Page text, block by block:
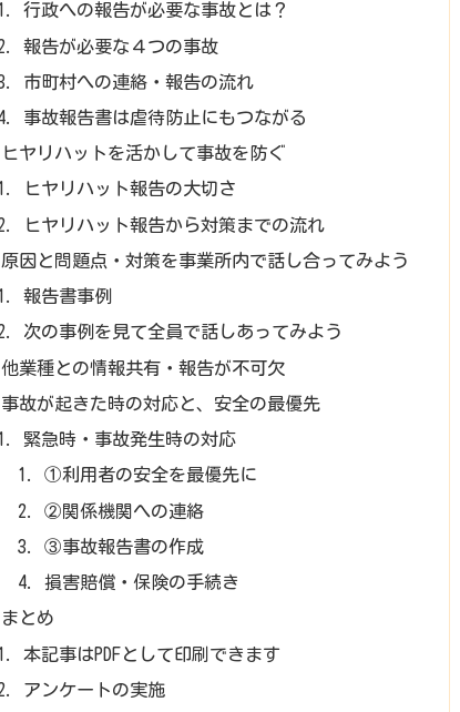
行政への報告が必要な事故とは？
報告が必要な４つの事故
市町村への連絡・報告の流れ
事故報告書は虐待防止にもつながる
ヒヤリハットを活かして事故を防ぐ
ヒヤリハット報告の大切さ
ヒヤリハット報告から対策までの流れ
原因と問題点・対策を事業所内で話し合ってみよう
報告書事例
次の事例を見て全員で話しあってみよう
他業種との情報共有・報告が不可欠
事故が起きた時の対応と、安全の最優先
緊急時・事故発生時の対応
①利用者の安全を最優先に
②関係機関への連絡
③事故報告書の作成
損害賠償・保険の手続き
まとめ
本記事はPDFとして印刷できます
アンケートの実施